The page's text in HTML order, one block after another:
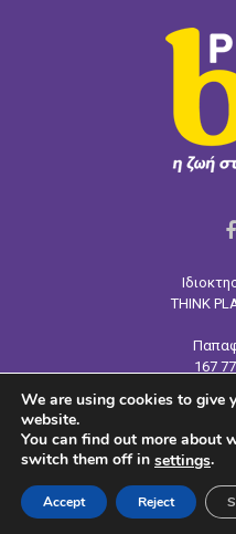
F
THINK
167
Email:
@2023 -
We are using cookies to give
website.
You can find out more about
switch them off in settings.
Accept Reject